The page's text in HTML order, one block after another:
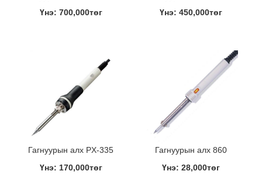
Үнэ: 700,000төг
Үнэ: 450,000төг
Гагнуурын алх PX-335
Үнэ: 170,000төг
Гагнуурын алх 860
Үнэ: 28,000төг